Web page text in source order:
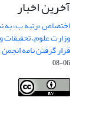
آخرین اخبار
اختصاص «رتبه ب» به
وزارت علوم، تحقیقات
قرار گرفتن نامه
06-08